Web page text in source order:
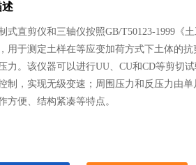
述
式直剪仪和三轴仪按照GB/T50123-1999《
用于测定土样在等应变加荷方式下土体的抗
力。该仪器可以进行UU、CU和CD等剪切
制，实现无级变速；周围压力和反压力由
方便、结构紧凑等特点。